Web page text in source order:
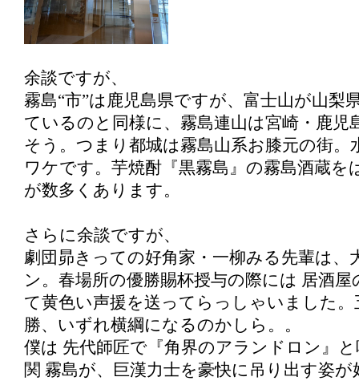
余談ですが、
霧島“市”は鹿児島県ですが、富士山が山梨
ているのと同様に、霧島連山は宮崎・鹿児
そう。つまり都城は霧島山系お膝元の街。
ワケです。芋焼酎『黒霧島』の霧島酒蔵を
が数多くあります。
さらに余談ですが、
劇団昴きっての好角家・一柳みる先輩は、
ン。春場所の優勝賜杯授与の際には 居酒
て黄色い声援を送ってらっしゃいました。
勝、いずれ横綱になるのかしら。。
僕は 先代師匠で『角界のアランドロン』
関 霧島が、巨漢力士を豪快に吊り出す姿